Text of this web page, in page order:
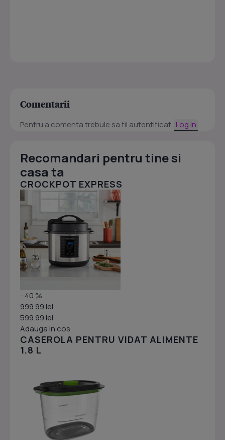
Comentarii
Pentru a comenta trebuie sa fii autentificat. Log in
Recomandari pentru tine si
casa ta
CROCKPOT EXPRESS
- 40 %
999.99 lei
599.99 lei
Adauga in cos
CASEROLA PENTRU VIDAT ALIMENTE
1.8 L